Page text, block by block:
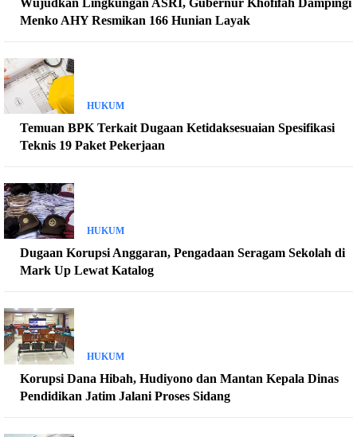
Wujudkan Lingkungan ASRI, Gubernur Khofifah Dampingi
Menko AHY Resmikan 166 Hunian Layak
HUKUM
Temuan BPK Terkait Dugaan Ketidaksesuaian Spesifikasi
Teknis 19 Paket Pekerjaan
HUKUM
Dugaan Korupsi Anggaran, Pengadaan Seragam Sekolah di
Mark Up Lewat Katalog
HUKUM
Korupsi Dana Hibah, Hudiyono dan Mantan Kepala Dinas
Pendidikan Jatim Jalani Proses Sidang